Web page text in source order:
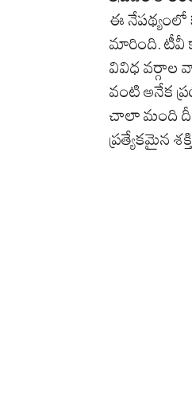
ఈ నేపథ్యంలో
మారింది. టీవీ
వివిధ వర్గాల
వంటి అనేక
చాలా మంది
ప్రత్యేకమైన